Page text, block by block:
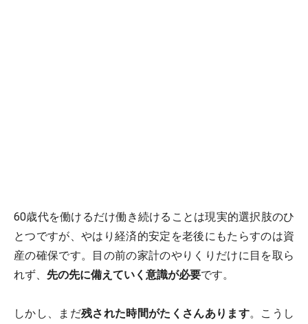
60歳代を働けるだけ働き続けることは現実的選択肢のひ
とつですが、やはり経済的安定を老後にもたらすのは資
産の確保です。目の前の家計のやりくりだけに目を取ら
れず、 先の先に備えていく意識が必要です。
しかし、まだ残された時間がたくさんあります。こうし